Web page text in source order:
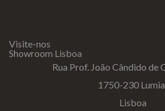
Visite-nos
Showroom Lisboa
Rua Prof. João Cândido de
1750-230
Lisboa